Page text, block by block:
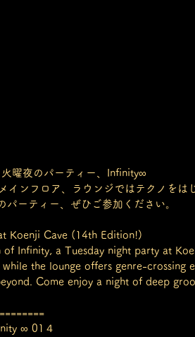
曜夜のパーティー、Infinity∞
インフロア、ラウンジではテクノをは
パーティー、ぜひご参加ください。
Koenji Cave (14th Edition!)
Infinity, a Tuesday night party at
while the lounge offers genre-crossing
Come enjoy a night of deep
∞ 01４